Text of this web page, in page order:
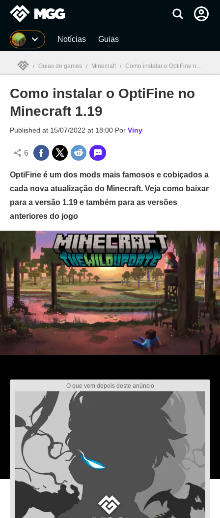
Millenium Notícias Guias
Millenium
/ Guias de games / Minecraft / Como instalar o OptiFine no Minecraft 1.19
Como instalar o OptiFine no
Minecraft 1.19
Published at 15/07/2022 at 18:00 Por Viny
6
OptiFine é um dos mods mais famosos e cobiçados a
cada nova atualização do Minecraft. Veja como baixar
para a versão 1.19 e também para as versões
anteriores do jogo